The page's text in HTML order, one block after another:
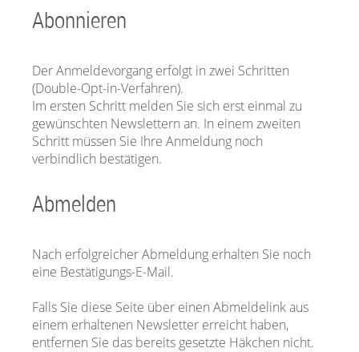
Abonnieren
Der Anmeldevorgang erfolgt in zwei Schritten
(Double-Opt-in-Verfahren).
Im ersten Schritt melden Sie sich erst einmal zu
gewünschten Newslettern an. In einem zweiten
Schritt müssen Sie Ihre Anmeldung noch
verbindlich bestätigen.
Abmelden
Nach erfolgreicher Abmeldung erhalten Sie noch
eine Bestätigungs-E-Mail.
Falls Sie diese Seite über einen Abmeldelink aus
einem erhaltenen Newsletter erreicht haben,
entfernen Sie das bereits gesetzte Häkchen nicht.